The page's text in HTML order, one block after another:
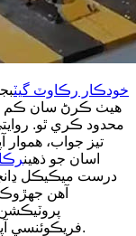
خودڪار رڪاوٽ گيٽ
هيٺ ڪرڻ سان ڪم
محدود ڪري ٿو.
تيز جواب،
اسان جو ذهين
درست ميڪيڪل
آهن
فريڪوئنسي آپريشن ۾ به مسلسل اعتبار کي يقيني بڻائي ٿي.